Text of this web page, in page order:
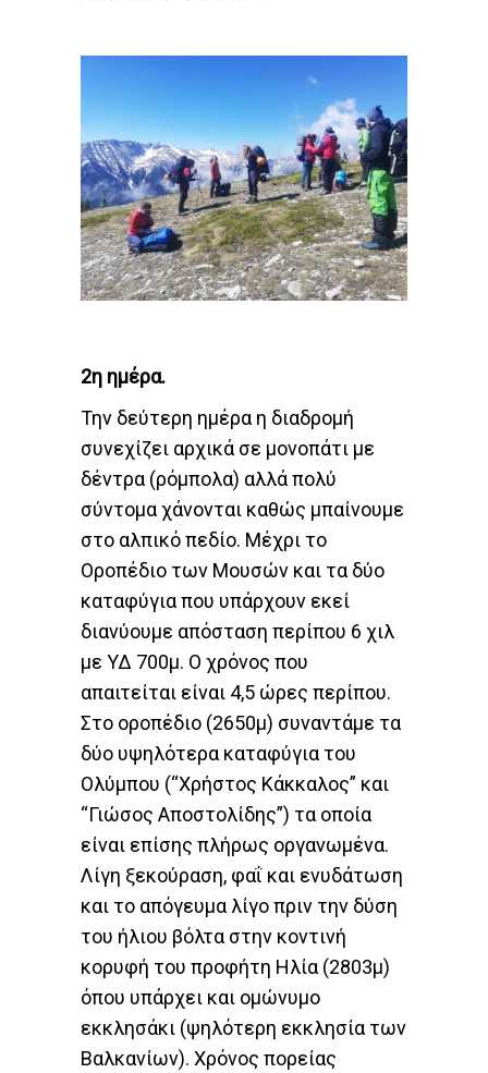
2η ημέρα.
Την δεύτερη ημέρα η διαδρομή
συνεχίζει αρχικά σε μονοπάτι με
δέντρα (ρόμπολα) αλλά πολύ
σύντομα χάνονται καθώς μπαίνουμε
στο αλπικό πεδίο. Μέχρι το
Οροπέδιο των Μουσών και τα δύο
καταφύγια που υπάρχουν εκεί
διανύουμε απόσταση περίπου 6 χιλ
με ΥΔ 700μ. Ο χρόνος που
απαιτείται είναι 4,5 ώρες περίπου.
Στο οροπέδιο (2650μ) συναντάμε τα
δύο υψηλότερα καταφύγια του
Ολύμπου (“Χρήστος Κάκκαλος” και
“Γιώσος Αποστολίδης”) τα οποία
είναι επίσης πλήρως οργανωμένα.
Λίγη ξεκούραση, φαΐ και ενυδάτωση
και το απόγευμα λίγο πριν την δύση
του ήλιου βόλτα στην κοντινή
κορυφή του προφήτη Ηλία (2803μ)
όπου υπάρχει και ομώνυμο
εκκλησάκι (ψηλότερη εκκλησία των
Βαλκανίων). Χρόνος πορείας